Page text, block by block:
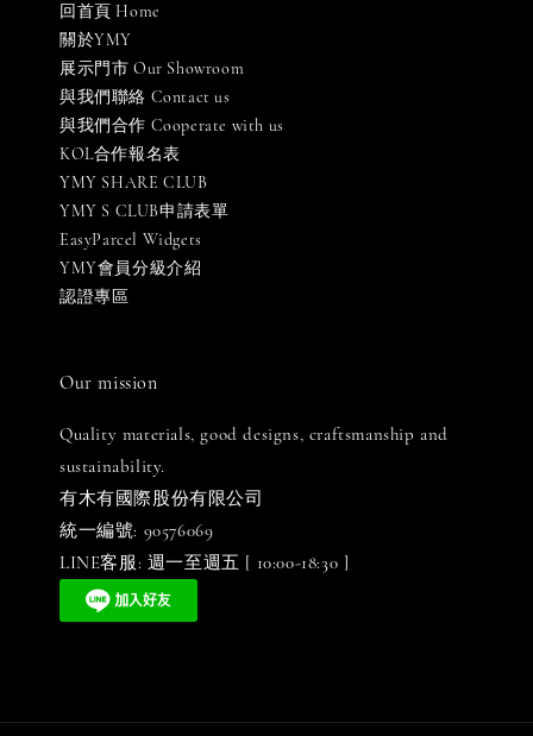
回首頁 Home
關於YMY
展示門市 Our Showroom
與我們聯絡 Contact us
與我們合作 Cooperate with us
KOL合作報名表
YMY SHARE CLUB
YMY S CLUB申請表單
EasyParcel Widgets
YMY會員分級介紹
認證專區
Our mission
Quality materials, good designs, craftsmanship and
sustainability.
有木有國際股份有限公司
統一編號: 90576069
LINE客服: 週一至週五 [ 10:00-18:30 ]